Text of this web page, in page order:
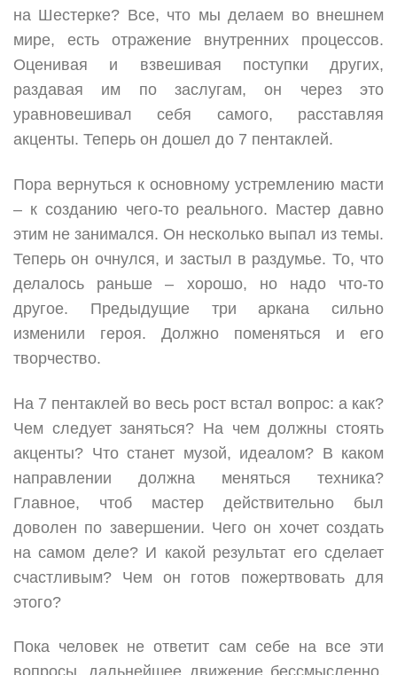
на Шестерке? Все, что мы делаем во внешнем
мире, есть отражение внутренних процессов.
Оценивая и взвешивая поступки других,
раздавая им по заслугам, он через это
уравновешивал себя самого, расставляя
акценты. Теперь он дошел до 7 пентаклей.
Пора вернуться к основному устремлению масти
– к созданию чего-то реального. Мастер давно
этим не занимался. Он несколько выпал из темы.
Теперь он очнулся, и застыл в раздумье. То, что
делалось раньше – хорошо, но надо что-то
другое. Предыдущие три аркана сильно
изменили героя. Должно поменяться и его
творчество.
На 7 пентаклей во весь рост встал вопрос: а как?
Чем следует заняться? На чем должны стоять
акценты? Что станет музой, идеалом? В каком
направлении должна меняться техника?
Главное, чтоб мастер действительно был
доволен по завершении. Чего он хочет создать
на самом деле? И какой результат его сделает
счастливым? Чем он готов пожертвовать для
этого?
Пока человек не ответит сам себе на все эти